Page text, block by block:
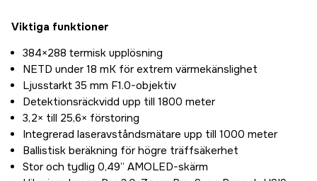
Viktiga funktioner
384×288 termisk upplösning
NETD under 18 mK för extrem värmekänslighet
Ljusstarkt 35 mm F1.0-objektiv
Detektionsräckvidd upp till 1800 meter
3,2× till 25,6× förstoring
Integrerad laseravståndsmätare upp till 1000 meter
Ballistisk beräkning för högre träffsäkerhet
Stor och tydlig 0,49” AMOLED-skärm